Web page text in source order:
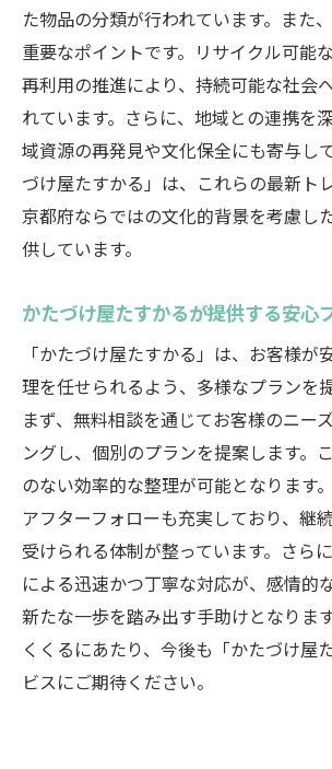
未来を見据えた空き家整理の
空き家整理から始まる新し
ル
空き家整理で悩む前に知っておき
屋たすかるのサービス
事前に知っておきたい空き
かたづけ屋たすかるのサー
特徴
空き家整理で知っておくべき
依頼前に理解したいかたづけ
強み
空き家整理を安心して任せる
た物品の分類が行われています。また
重要なポイントです。リサイクル可能
再利用の推進により、持続可能な社会
れています。さらに、地域との連携を
域資源の再発見や文化保全にも寄与し
づけ屋たすかる」は、これらの最新ト
京都府ならではの文化的背景を考慮し
供しています。
かたづけ屋たすかるが提供する安心
「かたづけ屋たすかる」は、お客様が
理を任せられるよう、多様なプランを
まず、無料相談を通じてお客様のニー
ングし、個別のプランを提案します。
のない効率的な整理が可能となります
アフターフォローも充実しており、継
受けられる体制が整っています。さら
による迅速かつ丁寧な対応が、感情的
新たな一歩を踏み出す手助けとなりま
くくるにあたり、今後も「かたづけ屋
ビスにご期待ください。